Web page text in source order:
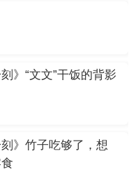
刻》“文文”干饭的背影
刻》竹子吃够了，想